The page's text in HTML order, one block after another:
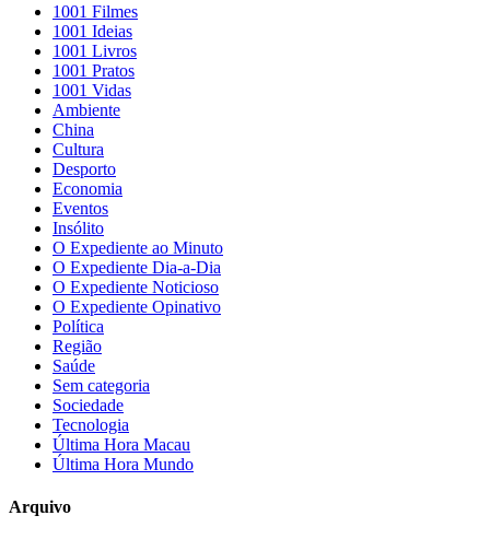
1001 Filmes
1001 Ideias
1001 Livros
1001 Pratos
1001 Vidas
Ambiente
China
Cultura
Desporto
Economia
Eventos
Insólito
O Expediente ao Minuto
O Expediente Dia-a-Dia
O Expediente Noticioso
O Expediente Opinativo
Política
Região
Saúde
Sem categoria
Sociedade
Tecnologia
Última Hora Macau
Última Hora Mundo
Arquivo